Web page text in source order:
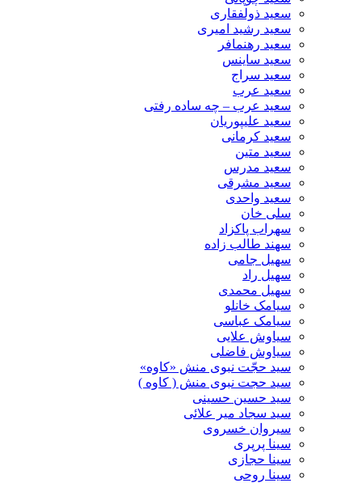
سعید ذولفقاری
سعید رشید امیری
سعید رهنمافر
سعید ساینس
سعید سراج
سعید عرب
سعید عرب – چه ساده رفتی
سعید علیپوریان
سعید کرمانی
سعید متین
سعید مدرس
سعید مشرقی
سعید واحدی
سلی خان
سهراب پاکزاد
سهند طالب زاده
سهیل جامی
سهیل راد
سهیل محمدی
سیامک خانلو
سیامک عباسی
سیاوش علایی
سیاوش فاضلی
سید حجّت نبوی منش «کاوه»
سید حجت نبوی منش ( کاوه )
سید حسین حسینى
سید سجاد میر علائی
سیروان خسروی
سینا پرپری
سینا حجازی
سینا روحی